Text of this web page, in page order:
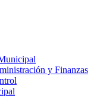
y Finanzas